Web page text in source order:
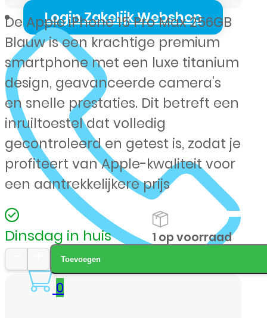
Login Zakelijk Webshop
0
De Apple iPhone 15 Pro Max 256GB
Blauw is een krachtige premium
smartphone met een luxe titanium
design, geavanceerde camera’s
en snelle prestaties. Dit betreft een
inruiltoestel dat volledig
gecontroleerd en getest is, zodat je
profiteert van Apple-kwaliteit voor
een aantrekkelijkere prijs
Dinsdag in huis
Apple
iPhone
Toevoegen
1 op voorraad